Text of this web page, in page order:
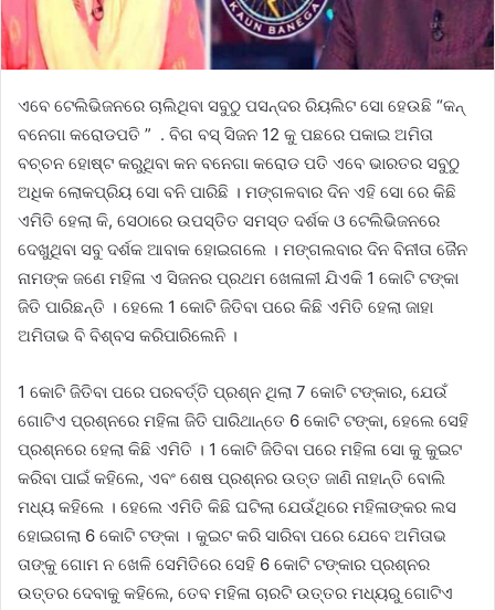
ଏବେ ଟେଲିଭିଜନରେ ଚାଲିଥିବା ସବୁଠୁ ପସନ୍ଦର ରିୟଲିଟ ସୋ ହେଉଛି “କନ୍
ବନେଗା କରୋଡପତି ” . ବିଗ ବସ୍ ସିଜନ 12 କୁ ପଛରେ ପକାଇ ଅମିତା
ବଚ୍ଚନ ହୋଷ୍ଟ କରୁଥିବା କନ ବନେଗା କରୋଡ ପତି ଏବେ ଭାରତର ସବୁଠୁ
ଅଧିକ ଲୋକପ୍ରିୟ ସୋ ବନି ପାରିଛି । ମଙ୍ଗଳବାର ଦିନ ଏହି ସୋ ରେ କିଛି
ଏମିତି ହେଲା କି, ସେଠାରେ ଉପସ୍ତିତ ସମସ୍ତ ଦର୍ଶକ ଓ ଟେଲିଭିଜନରେ
ଦେଖୁଥିବା ସବୁ ଦର୍ଶକ ଆବାକ ହୋଇଗଲେ । ମଙ୍ଗଲବାର ଦିନ ବିନୀତା ଜୈନ
ନାମଙ୍କ ଜଣେ ମହିଳା ଏ ସିଜନର ପ୍ରଥମ ଖେଳାଳୀ ଯିଏକି 1 କୋଟି ଟଙ୍କା
ଜିତି ପାରିଛନ୍ତି । ହେଲେ 1 କୋଟି ଜିତିବା ପରେ କିଛି ଏମିତି ହେଲା ଜାହା
ଅମିତାଭ ବି ବିଶ୍ବସ କରିପାରିଲେନି ।
1 କୋଟି ଜିତିବା ପରେ ପରବର୍ତ୍ତି ପ୍ରଶ୍ନ ଥିଲା 7 କୋଟି ଟଙ୍କାର, ଯେଉଁ
ଗୋଟିଏ ପ୍ରଶ୍ନରେ ମହିଳା ଜିତି ପାରିଥାନ୍ତେ 6 କୋଟି ଟଙ୍କା, ହେଲେ ସେହି
ପ୍ରଶ୍ନରେ ହେଲା କିଛି ଏମିତି । 1 କୋଟି ଜିତିବା ପରେ ମହିଳା ସୋ କୁ କୁଇଟ
କରିବା ପାଇଁ କହିଲେ, ଏବଂ ଶେଷ ପ୍ରଶ୍ନର ଉତ୍ତ ଜାଣି ନାହାନ୍ତି ବୋଲି
ମଧ୍ୟ କହିଲେ । ହେଲେ ଏମିତି କିଛି ଘଟିଲା ଯେଉଁଥିରେ ମହିଳାଙ୍କର ଲସ
ହୋଇଗଲା 6 କୋଟି ଟଙ୍କା । କୁଇଟ କରି ସାରିବା ପରେ ଯେବେ ଅମିତାଭ
ତାଙ୍କୁ ଗୋମ ନ ଖେଳି ସେମିତିରେ ସେହି 6 କୋଟି ଟଙ୍କାର ପ୍ରଶ୍ନର
ଉତ୍ତର ଦେବାକୁ କହିଲେ, ତେବ ମହିଳା ଚାରଟି ଉତ୍ତର ମଧ୍ୟରୁ ଗୋଟିଏ